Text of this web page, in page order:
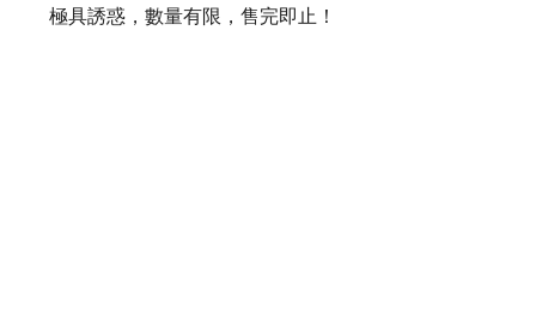
極具誘惑，數量有限，售完即止！